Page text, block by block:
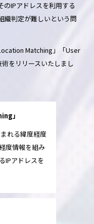
のIPアドレスを利用する
織判定が難しいという問
Matching」「User
をリリースいたしまし
」
れる緯度経度
度情報を組み
IPアドレスを